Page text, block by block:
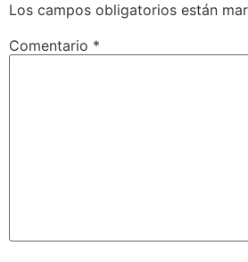
Los campos obligatorios están
Comentario *